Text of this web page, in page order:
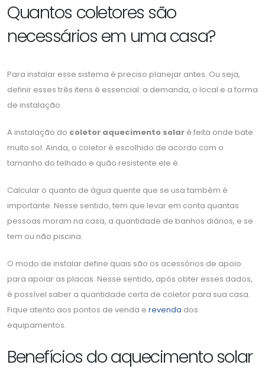
Quantos coletores são
necessários em uma casa?
Para instalar esse sistema é preciso planejar antes. Ou seja,
definir esses três itens é essencial: a demanda, o local e a forma
de instalação.
A instalação do coletor aquecimento solar é feita onde bate
muito sol. Ainda, o coletor é escolhido de acordo com o
tamanho do telhado e quão resistente ele é.
Calcular o quanto de água quente que se usa também é
importante. Nesse sentido, tem que levar em conta quantas
pessoas moram na casa, a quantidade de banhos diários, e se
tem ou não piscina.
O modo de instalar define quais são os acessórios de apoio
para apoiar as placas. Nesse sentido, após obter esses dados,
é possível saber a quantidade certa de coletor para sua casa.
Fique atento aos pontos de venda e revenda dos
equipamentos.
Benefícios do aquecimento solar